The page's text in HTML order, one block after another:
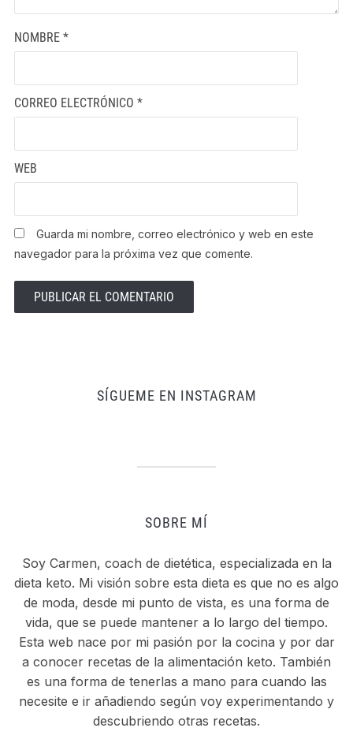
NOMBRE *
CORREO ELECTRÓNICO *
WEB
Guarda mi nombre, correo electrónico y web en este
navegador para la próxima vez que comente.
SÍGUEME EN INSTAGRAM
SOBRE MÍ
Soy Carmen, coach de dietética, especializada en la
dieta keto. Mi visión sobre esta dieta es que no es algo
de moda, desde mi punto de vista, es una forma de
vida, que se puede mantener a lo largo del tiempo.
Esta web nace por mi pasión por la cocina y por dar
a conocer recetas de la alimentación keto. También
es una forma de tenerlas a mano para cuando las
necesite e ir añadiendo según voy experimentando y
descubriendo otras recetas.